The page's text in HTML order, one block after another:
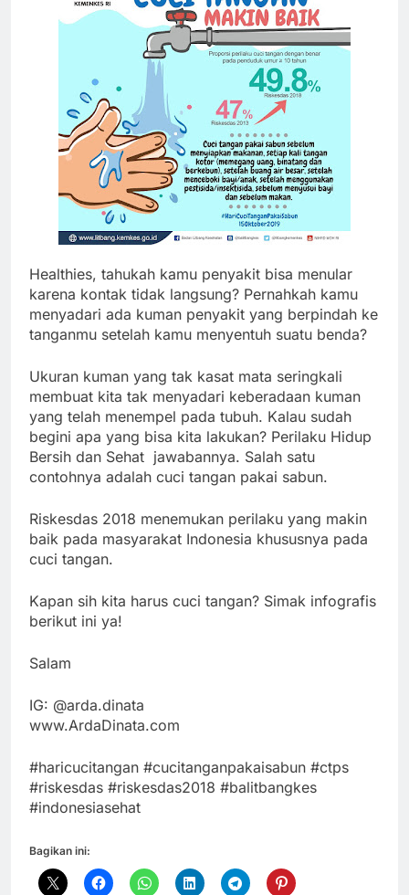
Healthies, tahukah kamu penyakit bisa menular
karena kontak tidak langsung? Pernahkah kamu
menyadari ada kuman penyakit yang berpindah ke
tanganmu setelah kamu menyentuh suatu benda?
Ukuran kuman yang tak kasat mata seringkali
membuat kita tak menyadari keberadaan kuman
yang telah menempel pada tubuh. Kalau sudah
begini apa yang bisa kita lakukan? Perilaku Hidup
Bersih dan Sehat jawabannya. Salah satu
contohnya adalah cuci tangan pakai sabun.
Riskesdas 2018 menemukan perilaku yang makin
baik pada masyarakat Indonesia khususnya pada
cuci tangan.
Kapan sih kita harus cuci tangan? Simak infografis
berikut ini ya!
Salam
IG: @arda.dinata
www.ArdaDinata.com
#haricucitangan #cucitanganpakaisabun #ctps
#riskesdas #riskesdas2018 #balitbangkes
#indonesiasehat
Bagikan ini: